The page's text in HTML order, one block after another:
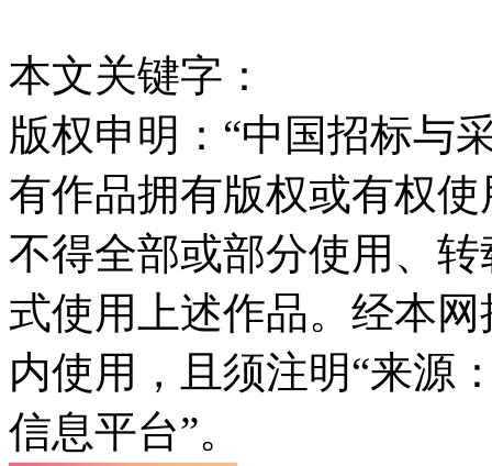
本文关键字：
版权申明：“中国招标与
有作品拥有版权或有权
不得全部或部分使用、
式使用上述作品。经本
内使用，且须注明“来源
信息平台”。